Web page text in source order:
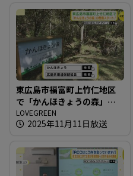
東広島市福富町上竹仁地区
で「かんほきょうの森」の
整備スタート！
LOVEGREEN
2025年11月11日放送